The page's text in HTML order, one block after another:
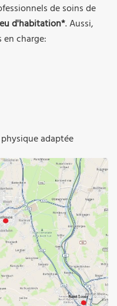
de soins de
d'habitation*. Aussi,
charge:
adaptée